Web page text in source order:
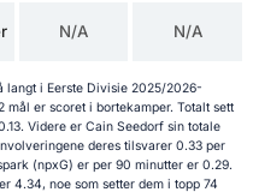
N/A N/A
langt i Eerste Divisie 2025/2026-
mål er scoret i bortekamper. Totalt sett
Videre er Cain Seedorf sin totale
deres tilsvarer 0.33 per
(npxG) er per 90 minutter er 0.29.
4.34, noe som setter dem i topp 74